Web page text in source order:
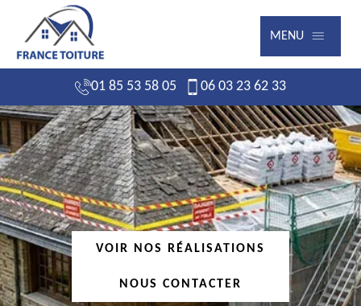
MENU
01 85 53 58 05 06 03 23 62 33
VOIR NOS RÉALISATIONS
NOUS CONTACTER